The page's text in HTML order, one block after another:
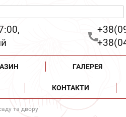
ГАЛЕРЕЯ
КОНТАКТИ
та двору